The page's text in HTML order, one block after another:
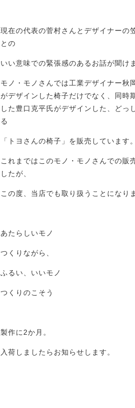
現在の代表の菅村さんとデザイナーの
との
いい意味での緊張感のあるお話が聞け
モノ・モノさんでは工業デザイナー秋
がデザインした椅子だけでなく、同時
した豊口克平氏がデザインした、どっ
る
「トヨさんの椅子」を販売しています
これまではこのモノ・モノさんでの販
したが、
この度、当店でも取り扱うことになり
あたらしいモノ
つくりながら、
ふるい、いいモノ
つくりのこそう
製作に2か月。
入荷しましたらお知らせします。